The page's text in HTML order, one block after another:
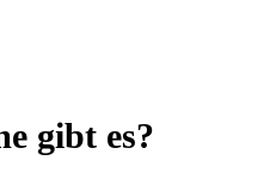
gibt es?